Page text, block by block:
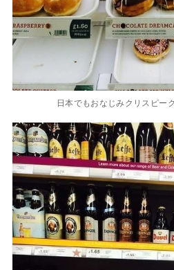
日本でもおなじみクリスピー